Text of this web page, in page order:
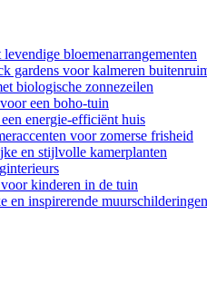
bloemenarrangementen
gardens voor kalmeren
biologische zonnezeilen
een boho-tuin
energie-efficiënt huis
voor zomerse frisheid
en stijlvolle kamerplanten
kinderen in de tuin
en inspirerende muurschilderingen